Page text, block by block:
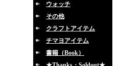
ウォッチ
その他
クラフトアイテム
チマヨアイテム
書籍（Book）